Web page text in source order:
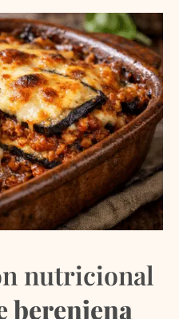
nutricional
berenjena